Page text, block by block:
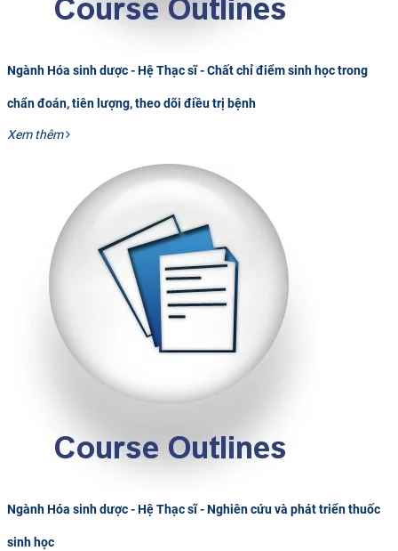
Ngành Hóa sinh dược - Hệ Thạc sĩ - Chất chỉ điểm sinh học trong
chẩn đoán, tiên lượng, theo dõi điều trị bệnh
Xem thêm
Ngành Hóa sinh dược - Hệ Thạc sĩ - Nghiên cứu và phát triển thuốc
sinh học